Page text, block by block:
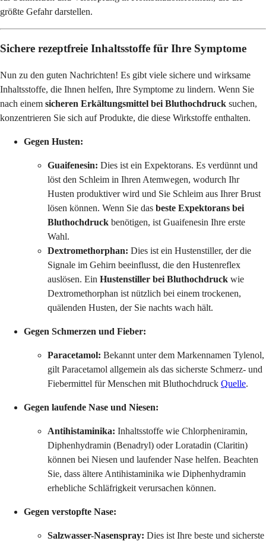
größte Gefahr darstellen.
Sichere rezeptfreie Inhaltsstoffe für Ihre Symptome
Nun zu den guten Nachrichten! Es gibt viele sichere und wirksame
Inhaltsstoffe, die Ihnen helfen, Ihre Symptome zu lindern. Wenn Sie
nach einem sicheren Erkältungsmittel bei Bluthochdruck suchen,
konzentrieren Sie sich auf Produkte, die diese Wirkstoffe enthalten.
Gegen Husten:
Guaifenesin: Dies ist ein Expektorans. Es verdünnt und
löst den Schleim in Ihren Atemwegen, wodurch Ihr
Husten produktiver wird und Sie Schleim aus Ihrer Brust
lösen können. Wenn Sie das beste Expektorans bei
Bluthochdruck benötigen, ist Guaifenesin Ihre erste
Wahl.
Dextromethorphan: Dies ist ein Hustenstiller, der die
Signale im Gehirn beeinflusst, die den Hustenreflex
auslösen. Ein Hustenstiller bei Bluthochdruck wie
Dextromethorphan ist nützlich bei einem trockenen,
quälenden Husten, der Sie nachts wach hält.
Gegen Schmerzen und Fieber:
Paracetamol: Bekannt unter dem Markennamen Tylenol,
gilt Paracetamol allgemein als das sicherste Schmerz- und
Fiebermittel für Menschen mit Bluthochdruck Quelle.
Gegen laufende Nase und Niesen:
Antihistaminika: Inhaltsstoffe wie Chlorpheniramin,
Diphenhydramin (Benadryl) oder Loratadin (Claritin)
können bei Niesen und laufender Nase helfen. Beachten
Sie, dass ältere Antihistaminika wie Diphenhydramin
erhebliche Schläfrigkeit verursachen können.
Gegen verstopfte Nase:
Salzwasser-Nasenspray: Dies ist Ihre beste und sicherste